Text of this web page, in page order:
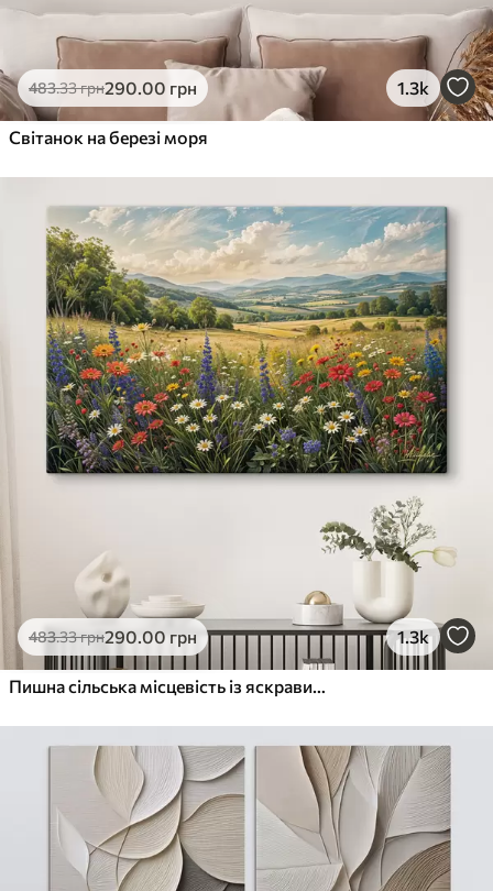
483.33грн290.00 грн 1.3k
Світанок на березі моря
483.33грн290.00 грн 1.3k
Пишна сільська місцевість із яскравим лугом диких квітів, наповненим різнокольоровими квітами під хмарним небом